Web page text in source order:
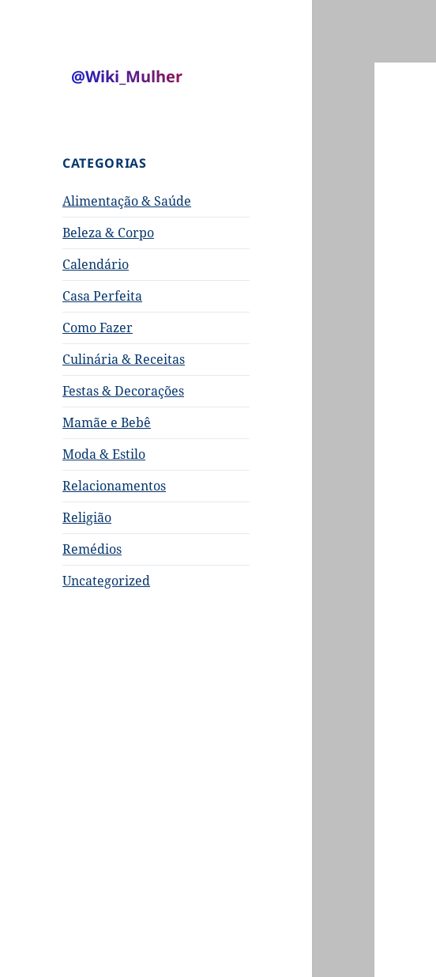
@Wiki_Mulher
CATEGORIAS
Alimentação & Saúde
Beleza & Corpo
Calendário
Casa Perfeita
Como Fazer
Culinária & Receitas
Festas & Decorações
Mamãe e Bebê
Moda & Estilo
Relacionamentos
Religião
Remédios
Uncategorized